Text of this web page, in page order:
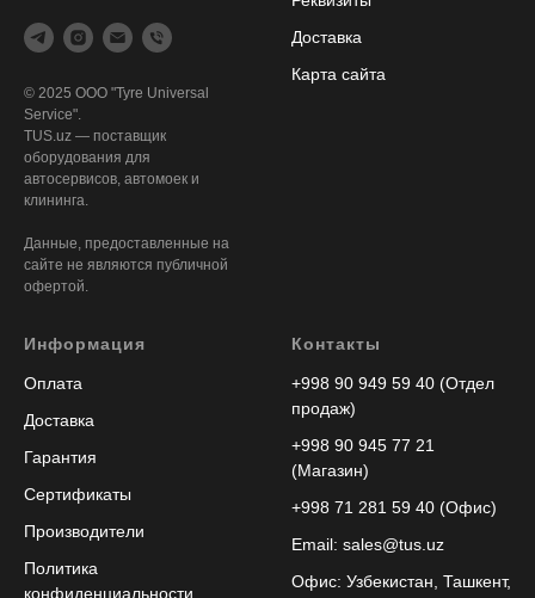
© 2025 ООО "Tyre Universal
Service".
TUS.uz — поставщик
оборудования для
автосервисов, автомоек и
клининга.
Данные, предоставленные на
сайте не являются публичной
офертой.
Доставка
Карта сайта
Информация
Оплата
Доставка
Гарантия
Сертификаты
Производители
Политика
конфиденциальности
Контакты
+998 90 949 59 40 (Отдел
продаж)
+998 90 945 77 21
(Магазин)
+998 71 281 59 40 (Офис)
Email: sales@tus.uz
Офис: Узбекистан, Ташкент,